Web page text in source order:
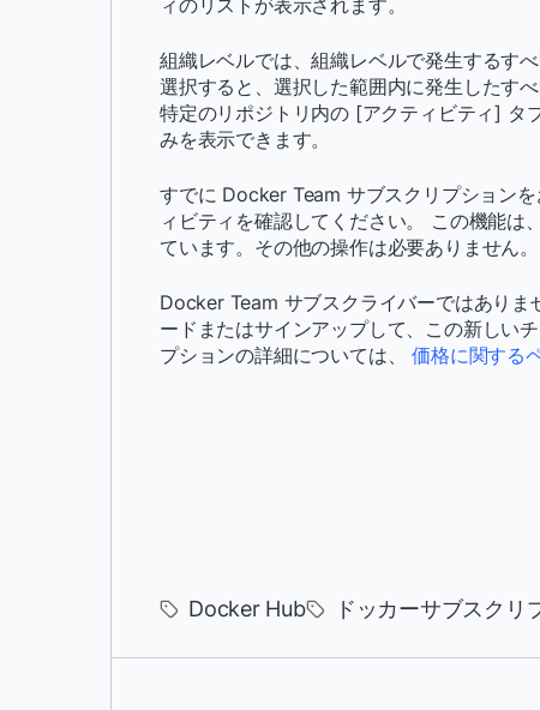
組織レベルでは、組織レベルで発生するす
選択すると、選択した範囲内に発生したす
特定のリポジトリ内の [アクティビティ] タ
みを表示できます。
すでに Docker Team サブスクリプション
ィビティを確認してください。 この機能
ています。その他の操作は必要ありません。
Docker Team サブスクライバーではあり
ードまたはサインアップして、この新しい
プションの詳細については、価格に関する
Docker Hub ドッカーサブスクリ